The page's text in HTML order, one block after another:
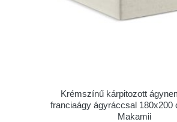
Krémszínű kárpitozott
franciaágy ágyráccsal 180x200
Makamii